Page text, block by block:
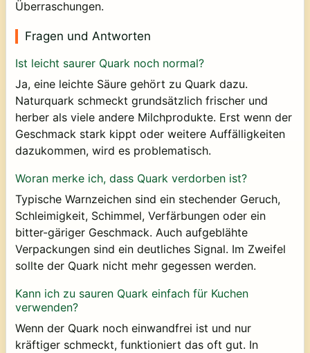
Überraschungen.
Fragen und Antworten
Ist leicht saurer Quark noch normal?
Ja, eine leichte Säure gehört zu Quark dazu.
Naturquark schmeckt grundsätzlich frischer und
herber als viele andere Milchprodukte. Erst wenn der
Geschmack stark kippt oder weitere Auffälligkeiten
dazukommen, wird es problematisch.
Woran merke ich, dass Quark verdorben ist?
Typische Warnzeichen sind ein stechender Geruch,
Schleimigkeit, Schimmel, Verfärbungen oder ein
bitter-gäriger Geschmack. Auch aufgeblähte
Verpackungen sind ein deutliches Signal. Im Zweifel
sollte der Quark nicht mehr gegessen werden.
Kann ich zu sauren Quark einfach für Kuchen
verwenden?
Wenn der Quark noch einwandfrei ist und nur
kräftiger schmeckt, funktioniert das oft gut. In